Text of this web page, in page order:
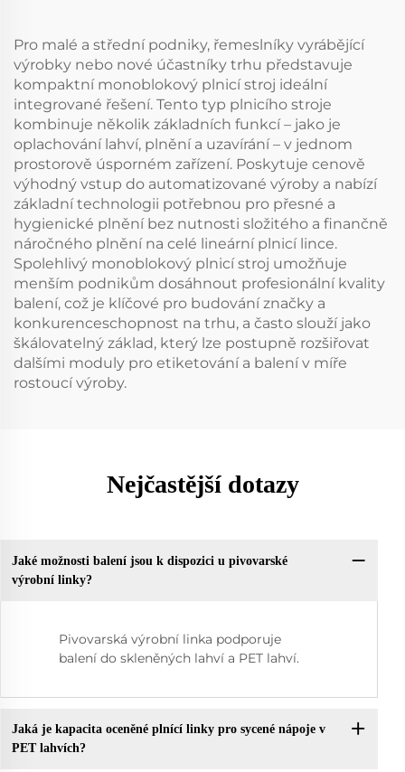
Pro malé a střední podniky, řemeslníky vyrábějící
výrobky nebo nové účastníky trhu představuje
kompaktní monoblokový plnicí stroj ideální
integrované řešení. Tento typ plnicího stroje
kombinuje několik základních funkcí – jako je
oplachování lahví, plnění a uzavírání – v jednom
prostorově úsporném zařízení. Poskytuje cenově
výhodný vstup do automatizované výroby a nabízí
základní technologii potřebnou pro přesné a
hygienické plnění bez nutnosti složitého a finančně
náročného plnění na celé lineární plnicí lince.
Spolehlivý monoblokový plnicí stroj umožňuje
menším podnikům dosáhnout profesionální kvality
balení, což je klíčové pro budování značky a
konkurenceschopnost na trhu, a často slouží jako
škálovatelný základ, který lze postupně rozšiřovat
dalšími moduly pro etiketování a balení v míře
rostoucí výroby.
Nejčastější dotazy
Jaké možnosti balení jsou k dispozici u pivovarské
výrobní linky?
Pivovarská výrobní linka podporuje
balení do skleněných lahví a PET lahví.
Jaká je kapacita oceněné plnící linky pro sycené nápoje v
PET lahvích?